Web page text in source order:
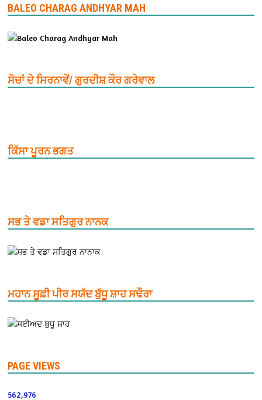
BALEO CHARAG ANDHYAR MAH
ਸੋਚਾਂ ਦੇ ਸਿਰਨਾਵੇਂ/ ਗੁਰਦੀਸ਼ ਕੌਰ ਗਰੇਵਾਲ
ਕਿੱਸਾ ਪੂਰਨ ਭਗਤ
ਸਭ ਤੇ ਵਡਾ ਸਤਿਗੁਰ ਨਾਨਕ
ਮਹਾਨ ਸੂਫ਼ੀ ਪੀਰ ਸਯੱਦ ਬੁੱਧੂ ਸ਼ਾਹ ਸਢੌਰਾ
PAGE VIEWS
562,976